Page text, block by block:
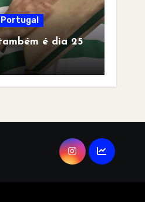
Portugal
é dia 25